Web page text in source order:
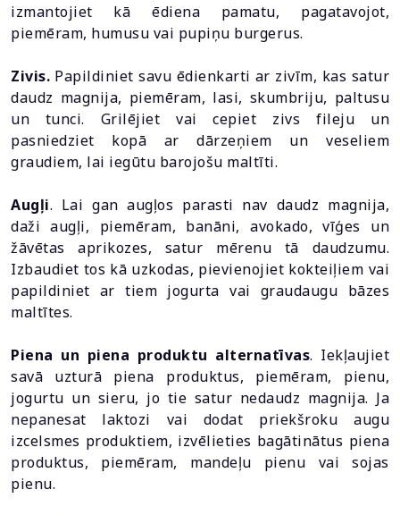
izmantojiet kā ēdiena pamatu, pagatavojot,
piemēram, humusu vai pupiņu burgerus.
Zivis. Papildiniet savu ēdienkarti ar zivīm, kas satur
daudz magnija, piemēram, lasi, skumbriju, paltusu
un tunci. Grilējiet vai cepiet zivs fileju un
pasniedziet kopā ar dārzeņiem un veseliem
graudiem, lai iegūtu barojošu maltīti.
Augļi. Lai gan augļos parasti nav daudz magnija,
daži augļi, piemēram, banāni, avokado, vīģes un
žāvētas aprikozes, satur mērenu tā daudzumu.
Izbaudiet tos kā uzkodas, pievienojiet kokteiļiem vai
papildiniet ar tiem jogurta vai graudaugu bāzes
maltītes.
Piena un piena produktu alternatīvas. Iekļaujiet
savā uzturā piena produktus, piemēram, pienu,
jogurtu un sieru, jo tie satur nedaudz magnija. Ja
nepanesat laktozi vai dodat priekšroku augu
izcelsmes produktiem, izvēlieties bagātinātus piena
produktus, piemēram, mandeļu pienu vai sojas
pienu.